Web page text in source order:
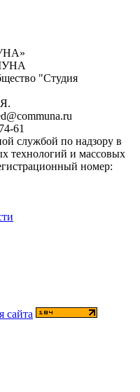
»
"Студия
61
службой по надзору в
технологий и массовых
номер:
сайта